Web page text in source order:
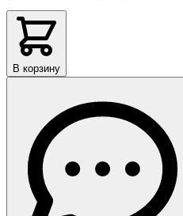
В корзину